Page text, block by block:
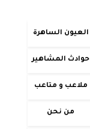
العيون الساهرة
حوادث المشاهير
ملاعب و متاعب
من نحن